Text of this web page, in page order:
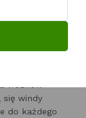
fizycznej,
trybu życia
dzięki swoim
wózków
się windy
do każdego